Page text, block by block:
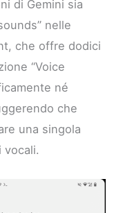
di Gemini sia
nelle
che offre dodici
“Voice
né
che
una singola
vocali.